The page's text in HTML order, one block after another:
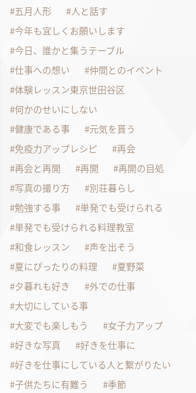
五月人形
人と話す
今年も宜しくお願いします
今日、誰かと集うテーブル
仕事への想い
仲間とのイベント
体験レッスン東京世田谷区
何かのせいにしない
健康である事
元気を貰う
免疫力アップレシピ
再会
再会と再開
再開
再開の目処
写真の撮り方
別荘暮らし
勉強する事
単発でも受けられる
単発でも受けられる料理教室
和食レッスン
声を出そう
夏にぴったりの料理
夏野菜
夕暮れも好き
外での仕事
大切にしている事
大変でも楽しもう
女子力アップ
好きな写真
好きを仕事に
好きを仕事にしている人と繋がりたい
子供たちに有難う
季節